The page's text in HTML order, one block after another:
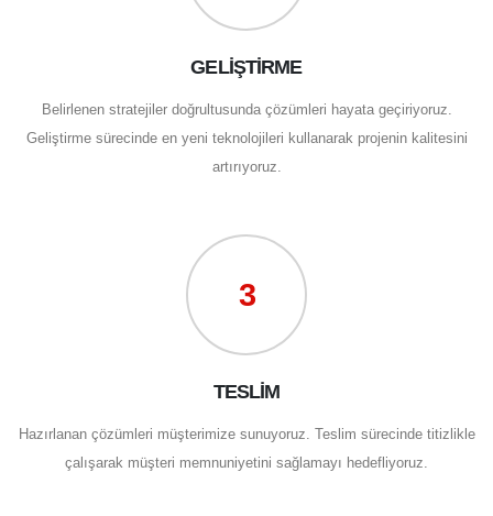
GELİŞTİRME
Belirlenen stratejiler doğrultusunda çözümleri hayata geçiriyoruz.
Geliştirme sürecinde en yeni teknolojileri kullanarak projenin kalitesini
artırıyoruz.
3
TESLİM
Hazırlanan çözümleri müşterimize sunuyoruz. Teslim sürecinde titizlikle
çalışarak müşteri memnuniyetini sağlamayı hedefliyoruz.